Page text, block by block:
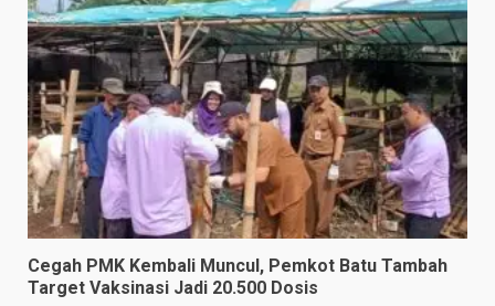
Cegah PMK Kembali Muncul, Pemkot Batu Tambah
Target Vaksinasi Jadi 20.500 Dosis